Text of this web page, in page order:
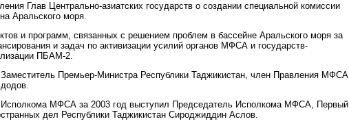
Глав Центрально-азиатских государств о создании специальной комиссии
Аральского моря.
и программ, связанных с решением проблем в бассейне Аральского моря за
и задач по активизации усилий органов МФСА и государств-
ПБАМ-2.
Премьер-Министра Республики Таджикистан, член Правления МФСА
Исполкома МФСА за 2003 год выступил Председатель Исполкома МФСА, Первый
дел Республики Таджикистан Сироджиддин Аслов.